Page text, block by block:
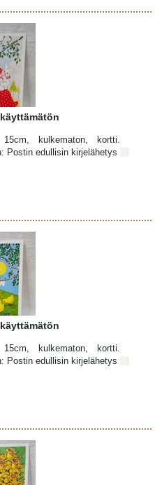
kulkematon, kortti.
Postin edullisin kirjelähetys
kulkematon, kortti.
Postin edullisin kirjelähetys